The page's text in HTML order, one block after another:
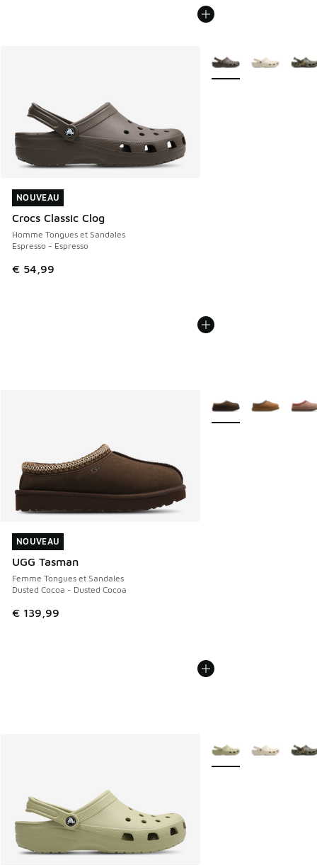
NOUVEAU
Crocs Classic Clog
Homme Tongues et Sandales
Espresso - Espresso
€ 54,99
NOUVEAU
Plus de couleurs
NOUVEAU
UGG Tasman
Femme Tongues et Sandales
Dusted Cocoa - Dusted Cocoa
€ 139,99
NOUVEAU
Plus de couleurs
Plus de couleurs